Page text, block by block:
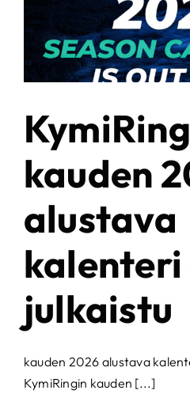
kauden
alustava
kalenteri
julkaistu
kauden 2026 alustava
KymiRingin kauden [...]